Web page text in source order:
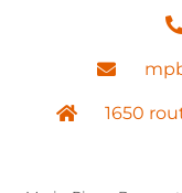
1650